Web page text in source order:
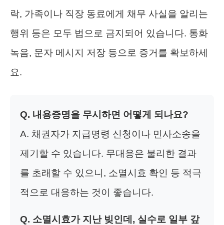
락, 가족이나 직장 동료에게 채무 사실을 알리는
행위 등은 모두 법으로 금지되어 있습니다. 통화
녹음, 문자 메시지 저장 등으로 증거를 확보하세
요.
Q. 내용증명을 무시하면 어떻게 되나요?
A. 채권자가 지급명령 신청이나 민사소송을
제기할 수 있습니다. 무대응은 불리한 결과
를 초래할 수 있으니, 소멸시효 확인 등 적극
적으로 대응하는 것이 좋습니다.
Q. 소멸시효가 지난 빚인데, 실수로 일부 갚